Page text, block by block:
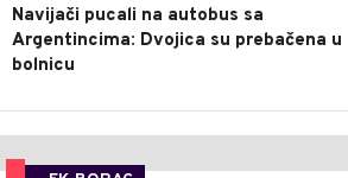
Navijači pucali na autobus sa
Argentincima: Dvojica su prebačena u
bolnicu